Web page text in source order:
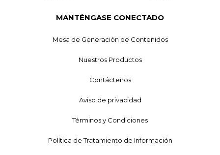
MANTÉNGASE CONECTADO
Mesa de Generación de Contenidos
Nuestros Productos
Contáctenos
Aviso de privacidad
Términos y Condiciones
Política de Tratamiento de Información